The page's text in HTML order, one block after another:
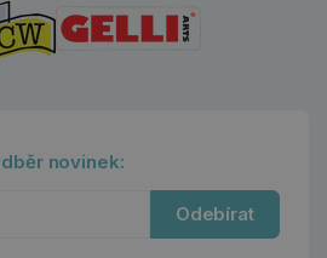
novinek:
Odebírat